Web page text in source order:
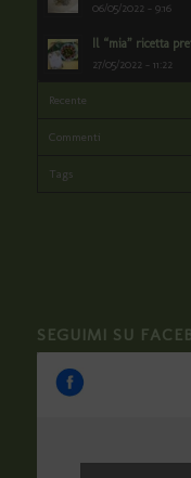
06/05/2022 - 9:16
Il “mia” ricetta
27/05/2022 - 11:22
Recente
Commenti
Tags
SEGUIMI SU